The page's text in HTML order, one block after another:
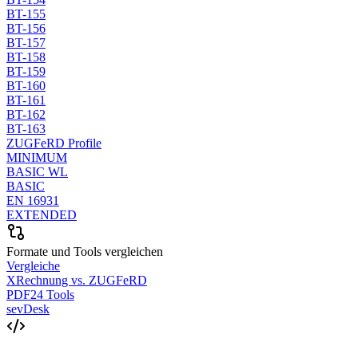
BT-155
BT-156
BT-157
BT-158
BT-159
BT-160
BT-161
BT-162
BT-163
ZUGFeRD Profile
MINIMUM
BASIC WL
BASIC
EN 16931
EXTENDED
Formate und Tools vergleichen
Vergleiche
XRechnung vs. ZUGFeRD
PDF24 Tools
sevDesk